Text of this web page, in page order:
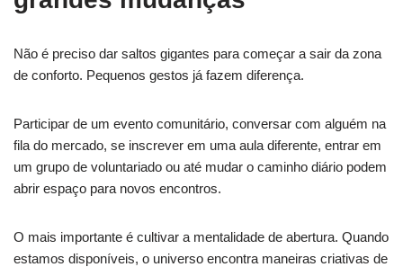
Não é preciso dar saltos gigantes para começar a sair da zona
de conforto. Pequenos gestos já fazem diferença.
Participar de um evento comunitário, conversar com alguém na
fila do mercado, se inscrever em uma aula diferente, entrar em
um grupo de voluntariado ou até mudar o caminho diário podem
abrir espaço para novos encontros.
O mais importante é cultivar a mentalidade de abertura. Quando
estamos disponíveis, o universo encontra maneiras criativas de